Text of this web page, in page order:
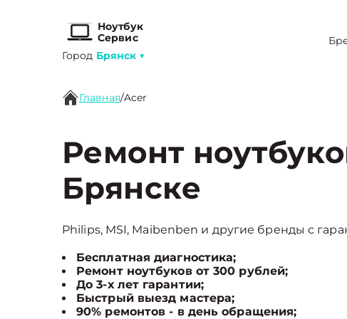
Ноутбук
Сервис
Город Брянск ▼
Главная/Acer
Ремонт
Брянске
Philips, MSI, Maibenben и другие бренды с
Бесплатная диагностика;
Ремонт ноутбуков от 300 рублей;
До 3-х лет гарантии;
Быстрый выезд мастера;
90% ремонтов - в день обращения;